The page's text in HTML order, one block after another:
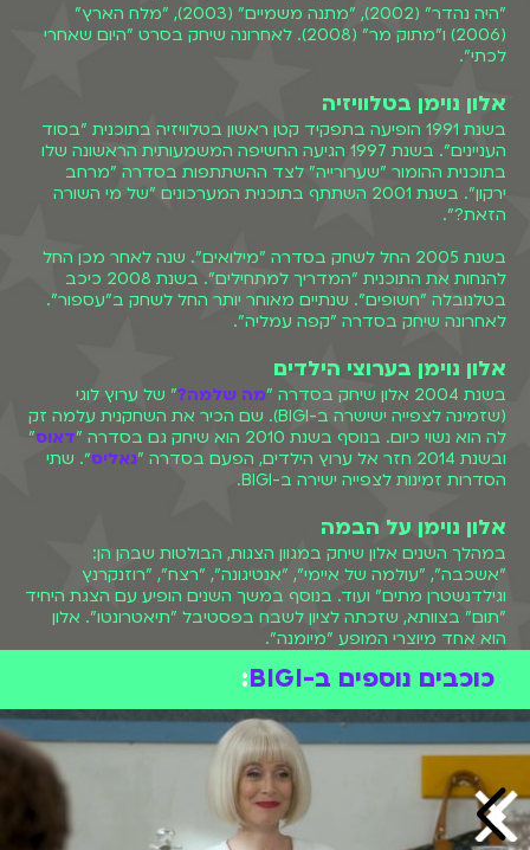
"היה נהדר" (2002), "מתנה משמיים" (2003), "מלח הארץ"
(2006) ו"מתוק מר" (2008). לאחרונה שיחק בסרט "היום שאחרי
לכתי".
אלון נוימן בטלוויזיה
בשנת 1991 הופיעה בתפקיד קטן ראשון בטלוויזיה בתוכנית "בסוד
העניינים". בשנת 1997 הגיעה החשיפה המשמעותית הראשונה שלו
בתוכנית ההומור "שערורייה" לצד ההשתתפות בסדרה "מרחב
ירקון". בשנת 2001 השתתף בתוכנית המערכונים "של מי השורה
הזאת?".
בשנת 2005 החל לשחק בסדרה "מילואים". שנה לאחר מכן החל
להנחות את התוכנית "המדריך למתחילים". בשנת 2008 כיכב
בטלנובלה "חשופים". שנתיים מאוחר יותר החל לשחק ב"עספור".
לאחרונה שיחק בסדרה "קפה עמליה".
אלון נוימן בערוצי הילדים
בשנת 2004 אלון שיחק בסדרה " מה שלמה?" של ערוץ לוגי
(שזמינה לצפייה ישישרה ב-BIGI). שם הכיר את השחקנית עלמה זק
לה הוא נשוי כיום. בנוסף בשנת 2010 הוא שיחק גם בסדרה "
דאוס"
ובשנת 2014 חזר אל ערוץ הילדים, הפעם בסדרה "
גאליס״. שתי
הסדרות זמינות לצפייה ישירה ב-BIGI.
אלון נוימן על הבמה
במהלך השנים אלון שיחק במגוון הצגות, הבולטות שבהן הן:
"אשכבה", "עולמה של איימי", "אנטיגונה", "רצח", "רוזנקרנץ
וגילדנשטרן מתים" ועוד. בנוסף במשך השנים הופיע עם הצגת היחיד
"תום" בצוותא, שזכתה לציון לשבח בפסטיבל "תיאטרונטו". אלון
הוא אחד מיוצרי המופע "מיומנה".
כוכבים נוספים ב-BIGI :